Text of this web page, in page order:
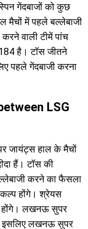
गेंदबाजों को कुछ
मैचों में पहले बल्लेबाजी
वाली टीमें पांच
है। टॉस जीतने
पहले गेंदबाजी करना
LSG
जायंट्स हाल के मैचों
हैं। टॉस की
करने का फैसला
होंगे। श्रेयस
होंगे। लखनऊ सुपर
इसलिए लखनऊ सुपर